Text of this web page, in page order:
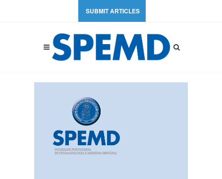
SUBMIT ARTICLES